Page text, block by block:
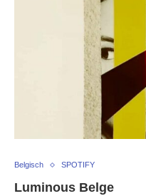
Belgisch SPOTIFY
Luminous Belge